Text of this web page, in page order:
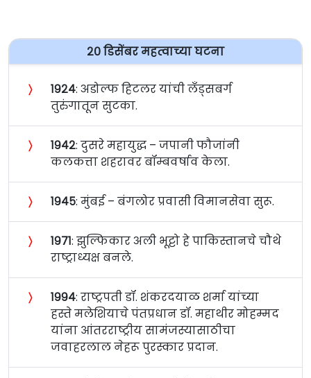
२० डिसेंबर महत्वाच्या घटना
〉 १९२४: अडोल्फ हिटलर यांची लँड्सबर्ग
तुरुंगातून सुटका.
〉 १९४२: दुसरे महायुद्ध – जपानी फौजांनी
कलकत्ता शहरावर बॉम्बवर्षाव केला.
〉 १९४५: मुंबई – बंगलोर प्रवासी विमानसेवा सुरू.
〉 १९७१: झुल्फिकार अली भूट्टो हे पाकिस्तानचे चौथे
राष्ट्राध्यक्ष बनले.
〉 १९९४: राष्ट्रपती डॉ. शंकरदयाळ शर्मा यांच्या
हस्ते मलेशियाचे पंतप्रधान डॉ. महाथीर मोहम्मद
यांना आंतरराष्ट्रीय सामंजस्यासाठीचा
जवाहरलाल नेहरू पुरस्कार प्रदान.